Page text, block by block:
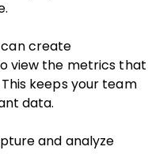
create
view the metrics that
keeps your team
data.
and analyze